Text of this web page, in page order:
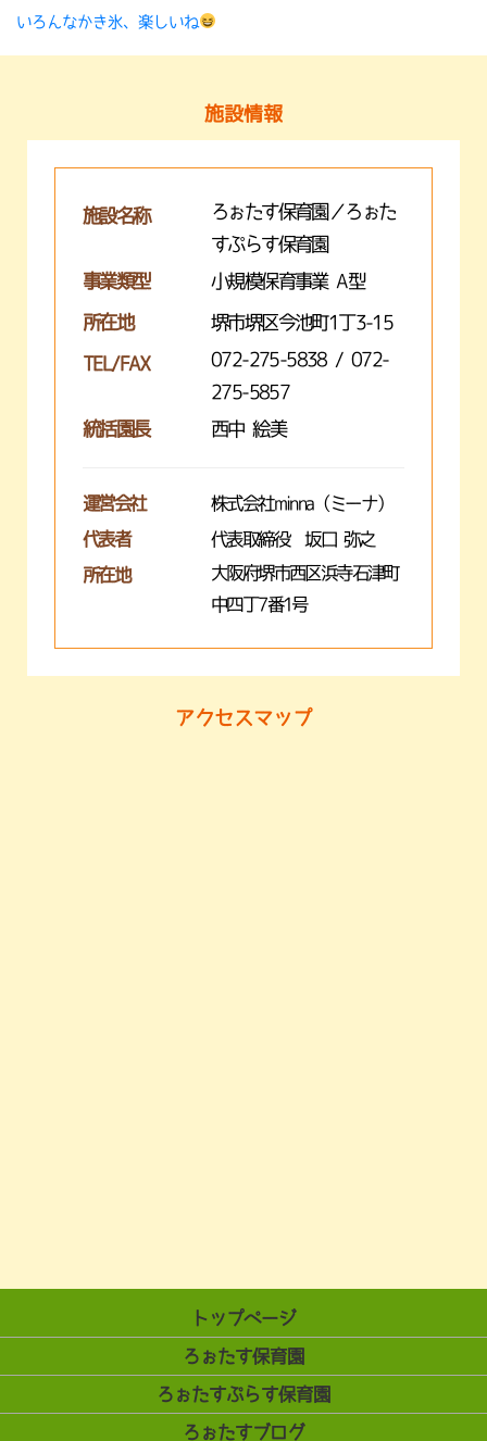
いろんなかき氷、楽しいね
施設情報
施設名称
ろぉたす保育園／ろぉた
すぷらす保育園
事業類型
小規模保育事業 A型
所在地 堺市堺区今池町1丁3-15
TEL/FAX
072-275-5838 / 072-
275-5857
統括園長
西中 絵美
運営会社 株式会社minna（ミーナ）
代表者 代表取締役 坂口 弥之
所在地
大阪府堺市西区浜寺石津町
中四丁7番1号
アクセスマップ
トップページ
ろぉたす保育園
ろぉたすぷらす保育園
ろぉたすブログ